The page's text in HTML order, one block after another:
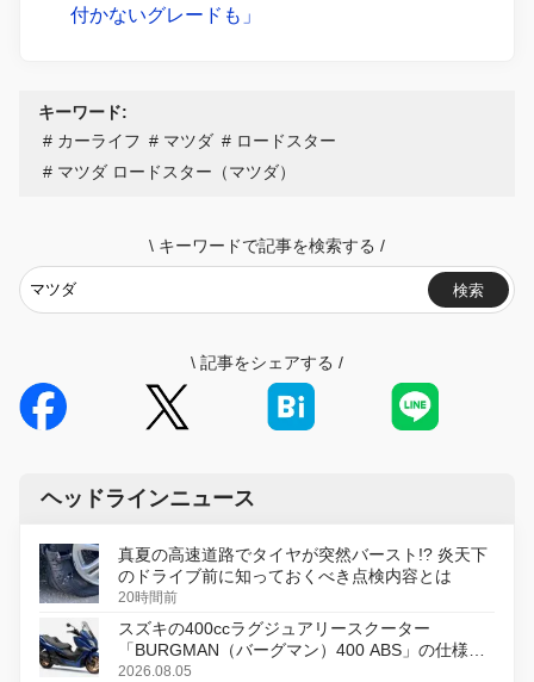
付かないグレードも」
キーワード:
カーライフ
マツダ
ロードスター
マツダ ロードスター（マツダ）
\ キーワードで記事を検索する /
検索
\ 記事をシェアする /
ヘッドラインニュース
真夏の高速道路でタイヤが突然バースト!? 炎天下
のドライブ前に知っておくべき点検内容とは
20時間前
スズキの400ccラグジュアリースクーター
「BURGMAN（バーグマン）400 ABS」の仕様を
変更し、8月18日に発売
2026.08.05